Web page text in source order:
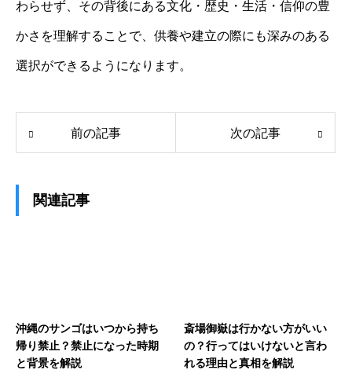
わらせず、その背後にある文化・歴史・生活・信仰の豊
かさを理解することで、供養や建立の際にも深みのある
選択ができるようになります。
前の記事 次の記事
関連記事
沖縄のサンゴはいつから持ち
帰り禁止？禁止になった時期
と背景を解説
斎場御嶽は行かない方がいい
の？行ってはいけないと言わ
れる理由と真相を解説